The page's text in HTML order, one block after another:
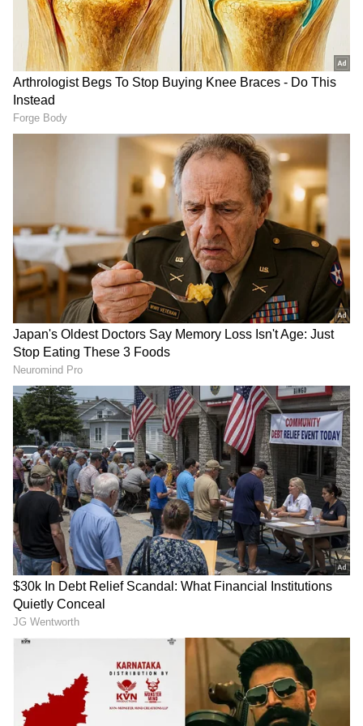
Related Articles
IPL 2026 Final: ಬೆಂಗಳೂರು ಕೈತಪ್ಪಿದ ಐಪಿಎಲ್‌
ಫೈನಲ್‌! ಮೇ 31ರ ಫೈನಲ್‌ ಮ್ಯಾಚ್ ಎಲ್ಲಿ?
ರಾಜಕೀಯ ಪ್ರಭಾವ ಬಳಸಿ ಐಪಿಎಲ್‌ ಫೈನಲ್ ಶಿಫ್ಟ್‌:
ಬಿಸಿಸಿಐ ಹೇಳಿಕೆಯೇ ಬೋಗಸ್ ಎಂದ ಡಿಕೆಶಿ!
DOWNLOAD APP
RECOMMENDED STORIES
ಕ್ವಾಲಿಫೈಯರ್ 1, ಗುಜರಾತ್
ಟೈಟಾನ್ಸ್ ವಿರುದ್ಧ ಟಾಸ್ ಸೋತ
ಆರ್‌ಸಿಬಿ, ತಂಡದ ಬದಲಾವಣೆ
ಏನು?
ಕೊಹ್ಲಿ ಜೊತೆಗಿನ ವೈರಲ್‌
ವಿಡಿಯೋ ಸೇರಿದಂತೆ 200
Instagram ಪೋಸ್ಟ್‌ ಡಿಲೀಟ್‌
ಮಾಡಿದ ಟೀಮ್‌ ಇಂಡಿಯಾ